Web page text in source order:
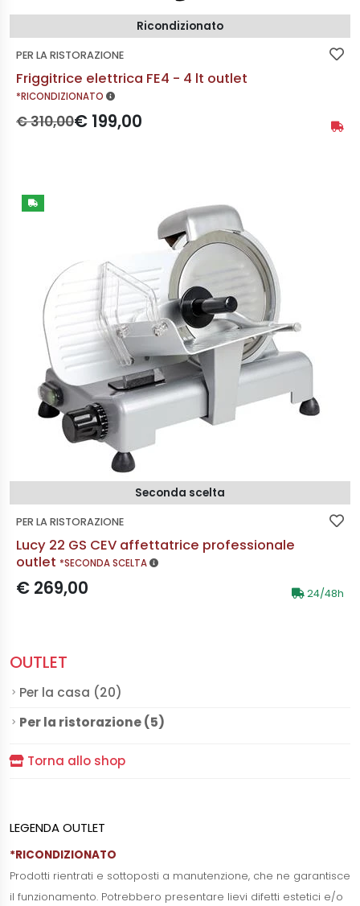
OUTLET
Per la casa (20)
Per la ristorazione (5)
Torna allo shop
LEGENDA OUTLET
*RICONDIZIONATO
Prodotti rientrati e sottoposti a manutenzione, che ne garantisce
il funzionamento. Potrebbero presentare lievi difetti estetici e/o
Ricondizionato
PER LA RISTORAZIONE
Friggitrice elettrica FE4 - 4 lt outlet
*RICONDIZIONATO
Prezzo originale:
€ 310,00Prezzo scontato:
€ 199,00
Seconda scelta
PER LA RISTORAZIONE
Lucy 22 GS CEV affettatrice professionale
outlet *SECONDA SCELTA
Prezzo scontato:
€ 269,00 24/48h